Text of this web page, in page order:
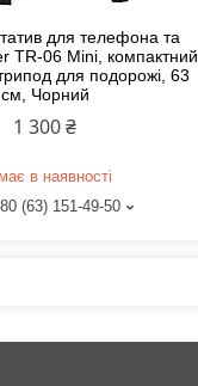
для телефона та
TR-06 Mini, компактний
для подорожі, 63
см, Чорний
1 300 ₴
в наявності
(63) 151-49-50